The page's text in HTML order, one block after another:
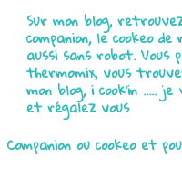
Sur mon blog,
companion, le cookeo
aussi sans robot.
thermomix, vous
mon blog, i cook'in .....
et régalez vous
Companion ou cookeo et